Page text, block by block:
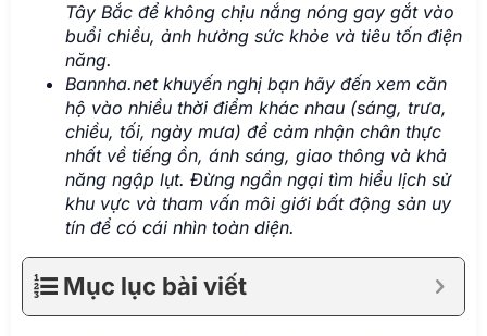
Tây Bắc để không chịu nắng nóng gay gắt vào
buổi chiều, ảnh hưởng sức khỏe và tiêu tốn điện
năng.
Bannha.net khuyến nghị bạn hãy đến xem căn
hộ vào nhiều thời điểm khác nhau (sáng, trưa,
chiều, tối, ngày mưa) để cảm nhận chân thực
nhất về tiếng ồn, ánh sáng, giao thông và khả
năng ngập lụt. Đừng ngần ngại tìm hiểu lịch sử
khu vực và tham vấn môi giới bất động sản uy
tín để có cái nhìn toàn diện.
Mục lục bài viết